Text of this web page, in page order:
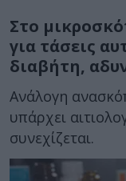
Στο
για τάσεις
διαβήτη,
Ανάλογη
υπάρχει
συνεχίζεται.